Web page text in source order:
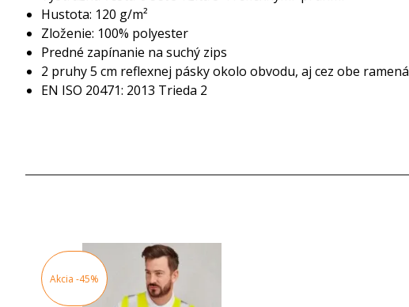
Hustota: 120 g/m²
Zloženie: 100% polyester
Predné zapínanie na suchý zips
2 pruhy 5 cm reflexnej pásky okolo obvodu, aj cez obe ramená
EN ISO 20471: 2013 Trieda 2
Akcia -45%